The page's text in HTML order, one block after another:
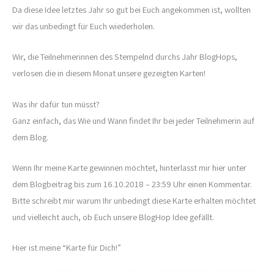
Da diese Idee letztes Jahr so gut bei Euch angekommen ist, wollten
wir das unbedingt für Euch wiederholen.
Wir, die Teilnehmerinnen des Stempelnd durchs Jahr BlogHops,
verlosen die in diesem Monat unsere gezeigten Karten!
Was ihr dafür tun müsst?
Ganz einfach, das Wie und Wann findet Ihr bei jeder Teilnehmerin auf
dem Blog.
Wenn Ihr meine Karte gewinnen möchtet, hinterlasst mir hier unter
dem Blogbeitrag bis zum 16.10.2018 – 23:59 Uhr einen Kommentar.
Bitte schreibt mir warum Ihr unbedingt diese Karte erhalten möchtet
und vielleicht auch, ob Euch unsere BlogHop Idee gefällt.
Hier ist meine “Karte für Dich!”